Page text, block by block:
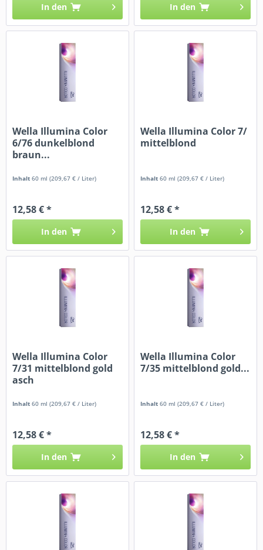
In den In den
Wella Illumina Color
6/76 dunkelblond
braun...
Inhalt60 ml(209,67 € / Liter)
12,58 € *
In den
Wella Illumina Color 7/
mittelblond
Inhalt60 ml(209,67 € / Liter)
12,58 € *
In den
Wella Illumina Color
7/31 mittelblond gold
asch
Inhalt60 ml(209,67 € / Liter)
12,58 € *
In den
Wella Illumina Color
7/35 mittelblond gold...
Inhalt60 ml(209,67 € / Liter)
12,58 € *
In den